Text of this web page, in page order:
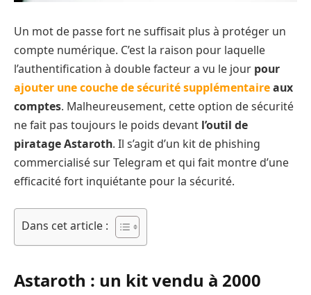
Un mot de passe fort ne suffisait plus à protéger un
compte numérique. C’est la raison pour laquelle
l’authentification à double facteur a vu le jour pour
ajouter une couche de sécurité supplémentaireaux
comptes. Malheureusement, cette option de sécurité
ne fait pas toujours le poids devant l’outil de
piratage Astaroth. Il s’agit d’un kit de phishing
commercialisé sur Telegram et qui fait montre d’une
efficacité fort inquiétante pour la sécurité.
Dans cet article :
Astaroth : un kit vendu à 2000